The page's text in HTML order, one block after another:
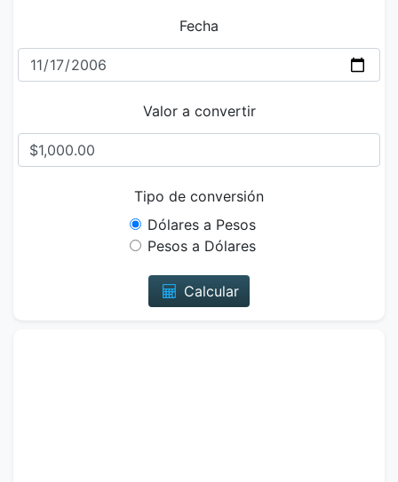
Fecha
Valor a convertir
Tipo de conversión
Dólares a Pesos
Pesos a Dólares
Calcular